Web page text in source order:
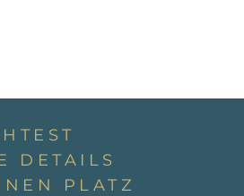
DETAILS
PLATZ